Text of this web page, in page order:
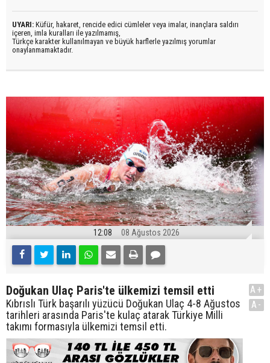
UYARI: Küfür, hakaret, rencide edici cümleler veya imalar, inançlara saldırı
içeren, imla kuralları ile yazılmamış,
Türkçe karakter kullanılmayan ve büyük harflerle yazılmış yorumlar
onaylanmamaktadır.
12:08 08 Ağustos 2026
Doğukan Ulaç Paris'te ülkemizi temsil etti
Kıbrıslı Türk başarılı yüzücü Doğukan Ulaç 4-8 Ağustos
tarihleri arasında Paris'te kulaç atarak Türkiye Milli
takımı formasıyla ülkemizi temsil etti.
A+
A-